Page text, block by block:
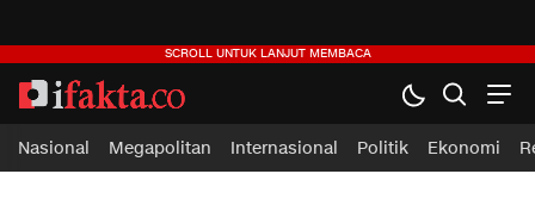
ifakta.co
#pastibenar
Nasional Megapolitan Internasional Politik Ekonomi